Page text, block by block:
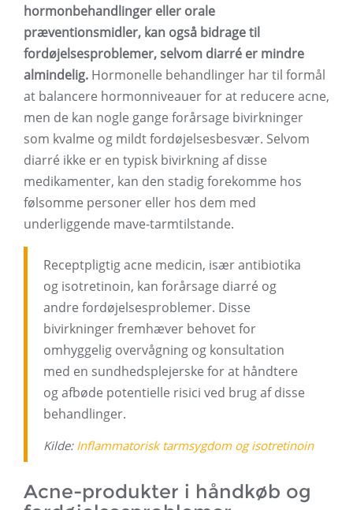
hormonbehandlinger eller orale
præventionsmidler, kan også bidrage til
fordøjelsesproblemer, selvom diarré er mindre
almindelig. Hormonelle behandlinger har til formål
at balancere hormonniveauer for at reducere acne,
men de kan nogle gange forårsage bivirkninger
som kvalme og mildt fordøjelsesbesvær. Selvom
diarré ikke er en typisk bivirkning af disse
medikamenter, kan den stadig forekomme hos
følsomme personer eller hos dem med
underliggende mave-tarmtilstande.
Receptpligtig acne medicin, især antibiotika
og isotretinoin, kan forårsage diarré og
andre fordøjelsesproblemer. Disse
bivirkninger fremhæver behovet for
omhyggelig overvågning og konsultation
med en sundhedsplejerske for at håndtere
og afbøde potentielle risici ved brug af disse
behandlinger.
Kilde: Inflammatorisk tarmsygdom og isotretinoin
Acne-produkter i håndkøb og